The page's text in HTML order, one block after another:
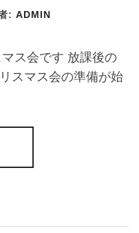
: ADMIN
ス会です 放課後の
スマス会の準備が始